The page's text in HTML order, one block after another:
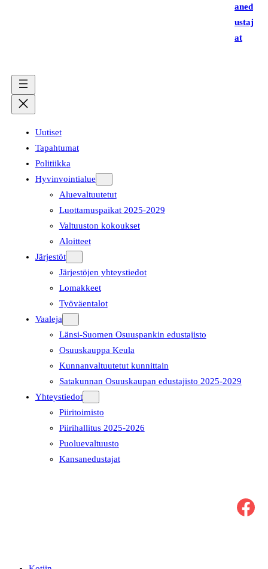
aned
ustaj
at
Uutiset
Tapahtumat
Politiikka
Hyvinvointialue
Aluevaltuutetut
Luottamuspaikat 2025-2029
Valtuuston kokoukset
Aloitteet
Järjestöt
Järjestöjen yhteystiedot
Lomakkeet
Työväentalot
Vaaleja
Länsi-Suomen Osuuspankin edustajisto
Osuuskauppa Keula
Kunnanvaltuutetut kunnittain
Satakunnan Osuuskaupan edustajisto 2025-2029
Yhteystiedot
Piiritoimisto
Piirihallitus 2025-2026
Puoluevaltuusto
Kansanedustajat
Facebook